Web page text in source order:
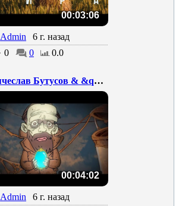
00:03:06
Admin
6 г. назад
0
0 0.0
Вячеслав Бутусов & &quo...
00:04:02
Admin
6 г. назад